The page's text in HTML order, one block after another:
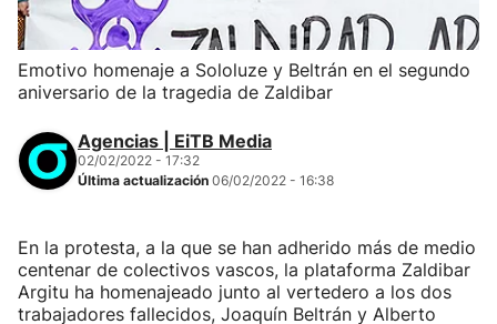
Emotivo homenaje a Sololuze y Beltrán en el segundo
aniversario de la tragedia de Zaldibar
Agencias | EiTB Media
02/02/2022 - 17:32
Última actualización 06/02/2022 - 16:38
En la protesta, a la que se han adherido más de medio
centenar de colectivos vascos, la plataforma Zaldibar
Argitu ha homenajeado junto al vertedero a los dos
trabajadores fallecidos, Joaquín Beltrán y Alberto